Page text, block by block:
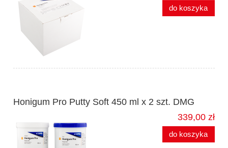
do koszyka
Honigum Pro Putty Soft 450 ml x 2 szt. DMG
339,00 zł
do koszyka